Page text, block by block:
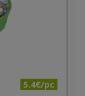
5.4€/pc